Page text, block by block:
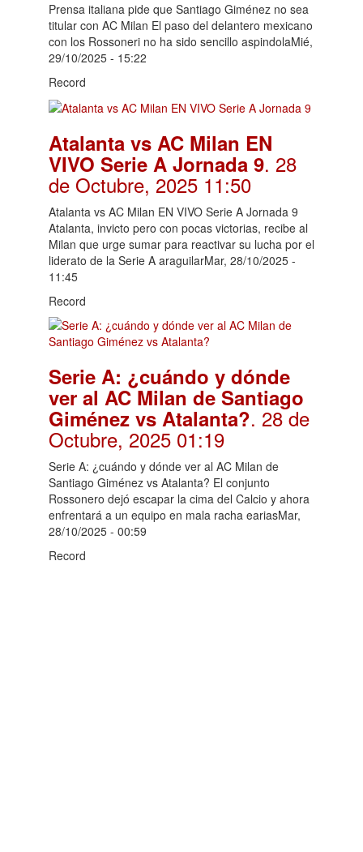
Prensa italiana pide que Santiago Giménez no sea
titular con AC Milan El paso del delantero mexicano
con los Rossoneri no ha sido sencillo aspindolaMié,
29/10/2025 - 15:22
Record
Atalanta vs AC Milan EN
VIVO Serie A Jornada 9. 28
de Octubre, 2025 11:50
Atalanta vs AC Milan EN VIVO Serie A Jornada 9
Atalanta, invicto pero con pocas victorias, recibe al
Milan que urge sumar para reactivar su lucha por el
liderato de la Serie A araguilarMar, 28/10/2025 -
11:45
Record
Serie A: ¿cuándo y dónde
ver al AC Milan de Santiago
Giménez vs Atalanta?. 28 de
Octubre, 2025 01:19
Serie A: ¿cuándo y dónde ver al AC Milan de
Santiago Giménez vs Atalanta? El conjunto
Rossonero dejó escapar la cima del Calcio y ahora
enfrentará a un equipo en mala racha eariasMar,
28/10/2025 - 00:59
Record